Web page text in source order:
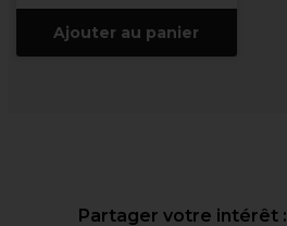
Ajouter au panier
Partager votre intérêt :